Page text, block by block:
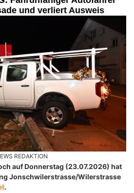
und verliert Ausweis
REDAKTION
auf Donnerstag (23.07.2026) hat
Jonschwilerstrasse/Wilerstrasse
.